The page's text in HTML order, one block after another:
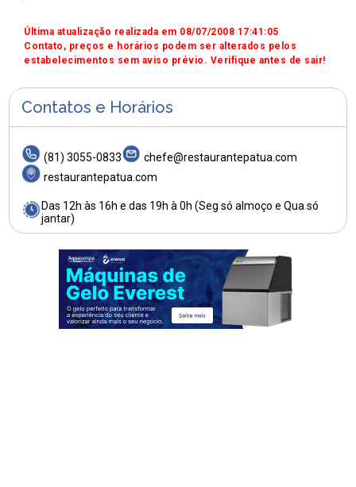
Última atualização realizada em 08/07/2008 17:41:05
Contato, preços e horários podem ser alterados pelos
estabelecimentos sem aviso prévio. Verifique antes de sair!
Contatos e Horários
(81) 3055-0833
chefe@restaurantepatua.com
restaurantepatua.com
Das 12h às 16h e das 19h à 0h (Seg só almoço e Qua só
jantar)